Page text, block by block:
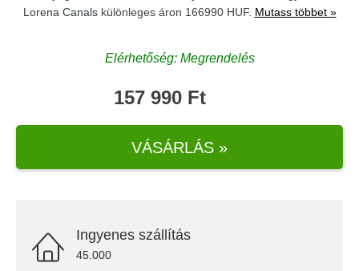
Lorena Canalskülönleges áron 166990 HUF. Mutass többet »
Elérhetőség: Megrendelés
157 990 Ft
VÁSÁRLÁS »
Ingyenes szállítás
45.000